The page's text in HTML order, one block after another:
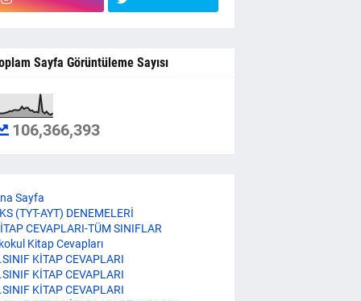
Sayfa Görüntüleme Sayısı
106,366,393
Sayfa
(TYT-AYT) DENEMELERİ
CEVAPLARI-TÜM SINIFLAR
Kitap Cevapları
KİTAP CEVAPLARI
KİTAP CEVAPLARI
KİTAP CEVAPLARI